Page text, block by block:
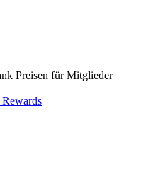
Preisen für Mitglieder